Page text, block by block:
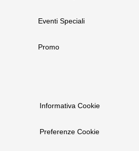
Eventi Speciali
Promo
Informativa Cookie
Preferenze Cookie